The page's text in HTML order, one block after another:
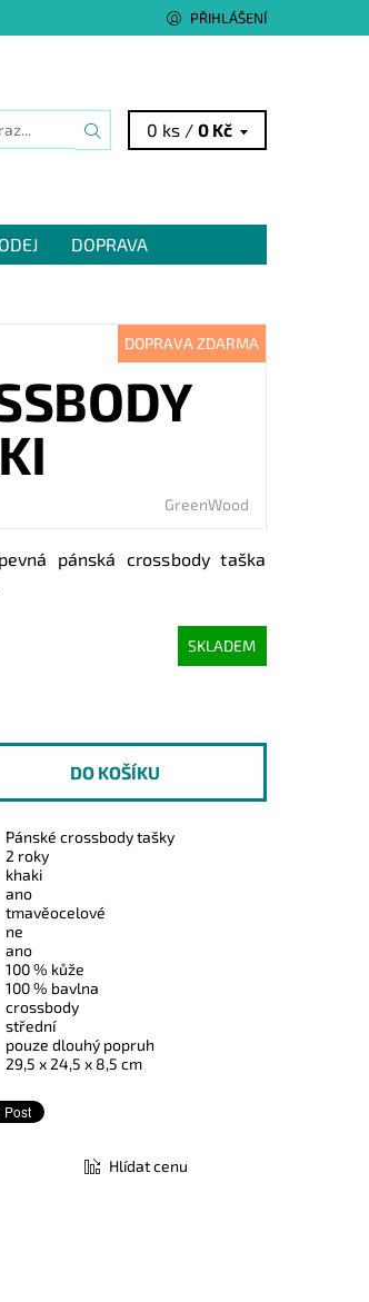
PŘIHLÁŠENÍ
0 ks /0 Kč
DOPRAVA
DOPRAVA ZDARMA
GreenWood
pánská crossbody taška
SKLADEM
Pánské crossbody tašky
2 roky
khaki
ano
tmavěocelové
ne
ano
100 % kůže
100 % bavlna
crossbody
střední
pouze dlouhý popruh
29,5 x 24,5 x 8,5 cm
Hlídat cenu